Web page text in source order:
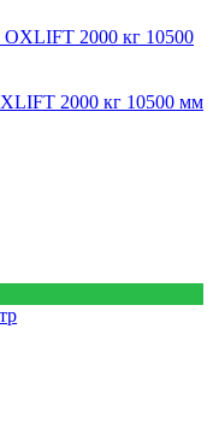
2000 кг 10500 мм